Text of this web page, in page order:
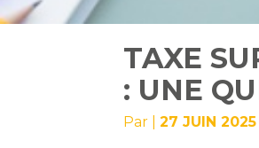
TAXE
: UNE
Par |27 JUIN 2025